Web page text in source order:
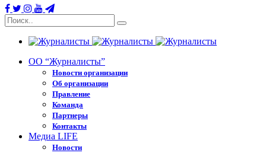
ОО “Журналисты”
Новости организации
Об организации
Правление
Команда
Партнеры
Контакты
Медиа LIFE
Новости